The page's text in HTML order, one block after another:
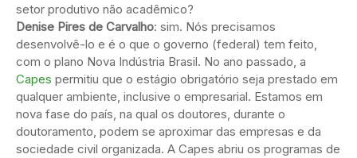
setor produtivo não acadêmico?
Denise Pires de Carvalho: sim. Nós precisamos
desenvolvê-lo e é o que o governo (federal) tem feito,
com o plano Nova Indústria Brasil. No ano passado, a
Capes permitiu que o estágio obrigatório seja prestado em
qualquer ambiente, inclusive o empresarial. Estamos em
nova fase do país, na qual os doutores, durante o
doutoramento, podem se aproximar das empresas e da
sociedade civil organizada. A Capes abriu os programas de